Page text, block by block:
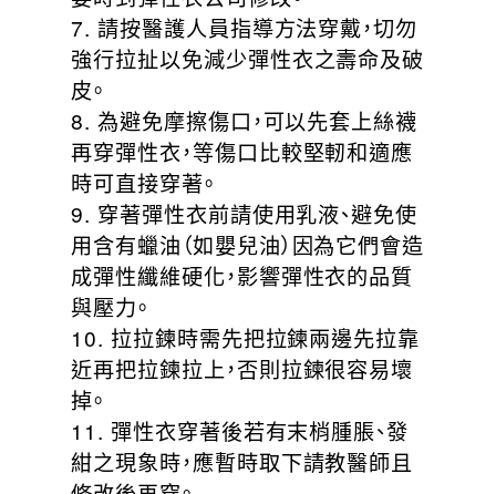
7. 請按醫護人員指導方法穿戴，切勿
強行拉扯以免減少彈性衣之壽命及破
皮。
8. 為避免摩擦傷口，可以先套上絲襪
再穿彈性衣，等傷口比較堅軔和適應
時可直接穿著。
9. 穿著彈性衣前請使用乳液、避免使
用含有蠟油（如嬰兒油）因為它們會造
成彈性纖維硬化，影響彈性衣的品質
與壓力。
10. 拉拉鍊時需先把拉鍊兩邊先拉靠
近再把拉鍊拉上，否則拉鍊很容易壞
掉。
11. 彈性衣穿著後若有末梢腫脹、發
紺之現象時，應暫時取下請教醫師且